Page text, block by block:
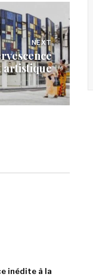
NEXT
artistique
inédite à la